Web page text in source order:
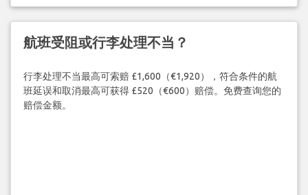
航班受阻或行李处理不当？
行李处理不当最高可索赔 £1,600（€1,920），符合条件的航
班延误和取消最高可获得 £520（€600）赔偿。免费查询您的
赔偿金额。